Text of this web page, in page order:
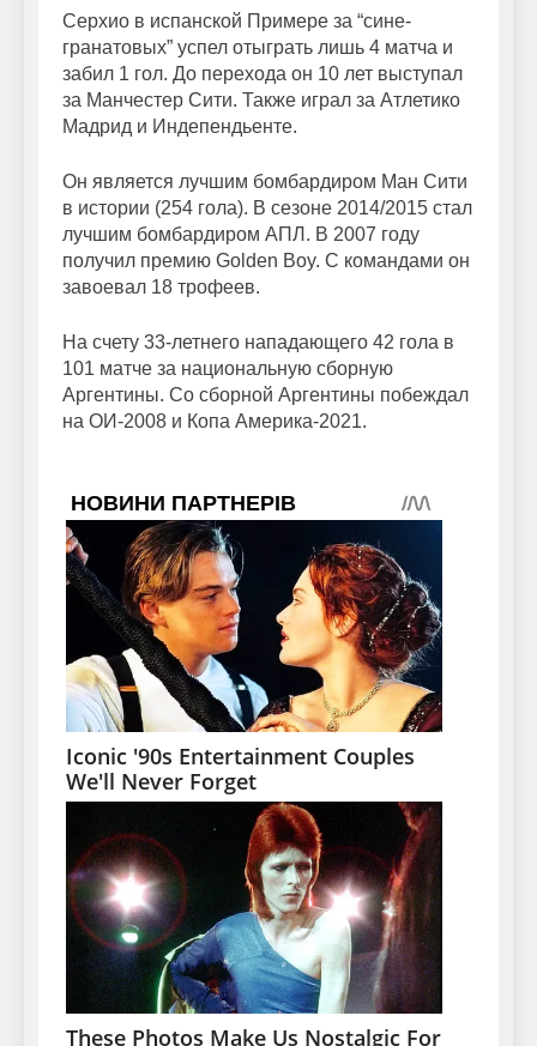
Серхио в испанской Примере за “сине-
гранатовых” успел отыграть лишь 4 матча и
забил 1 гол. До перехода он 10 лет выступал
за Манчестер Сити. Также играл за Атлетико
Мадрид и Индепендьенте.
Он является лучшим бомбардиром Ман Сити
в истории (254 гола). В сезоне 2014/2015 стал
лучшим бомбардиром АПЛ. В 2007 году
получил премию Golden Boy. С командами он
завоевал 18 трофеев.
На счету 33-летнего нападающего 42 гола в
101 матче за национальную сборную
Аргентины. Со сборной Аргентины побеждал
на ОИ-2008 и Копа Америка-2021.